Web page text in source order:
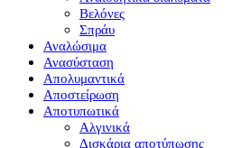
Βελόνες
Σπράυ
Αναλώσιμα
Ανασύσταση
Απολυμαντικά
Αποστείρωση
Αποτυπωτικά
Αλγινικά
Δισκάρια αποτύπωσης